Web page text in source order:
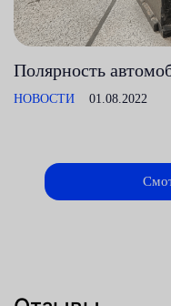
Полярность
НОВОСТИ 01.08.2022